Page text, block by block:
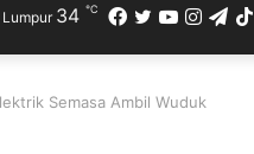
YouTube
Twitter
Facebook
34 ℃
Semasa Ambil Wuduk